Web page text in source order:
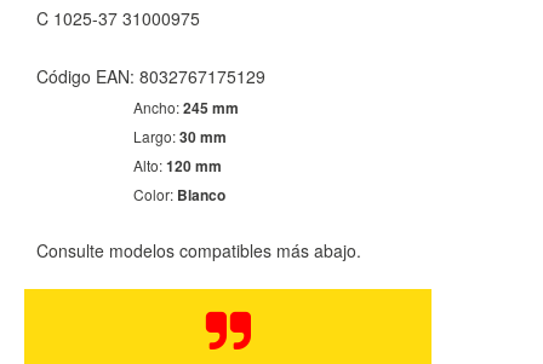
C 1025-37 31000975
Código EAN: 8032767175129
Ancho:245 mm
Largo:30 mm
Alto:120 mm
Color: Blanco
Consulte modelos compatibles más abajo.
CONFIGURACIÓN DE COOKIES
Estas cookies son necesarias para que el sitio web